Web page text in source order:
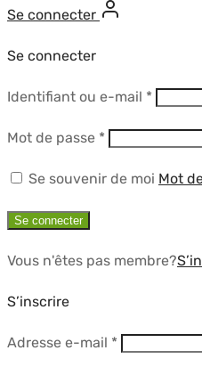
Se connecter
Se connecter
Identifiant ou e-mail *
Mot de passe *Obligatoire
Se souvenir de moi Mot
Se connecter
Vous n'êtes pas membre?
S’inscrire
Adresse e-mail *Obligatoire